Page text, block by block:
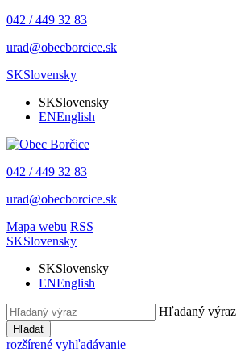
042 / 449 32 83
urad@obecborcice.sk
SKSlovensky
SKSlovensky
ENEnglish
042 / 449 32 83
urad@obecborcice.sk
Mapa webu RSS
SKSlovensky
SKSlovensky
ENEnglish
Hľadaný výraz
Hľadať
rozšírené vyhľadávanie